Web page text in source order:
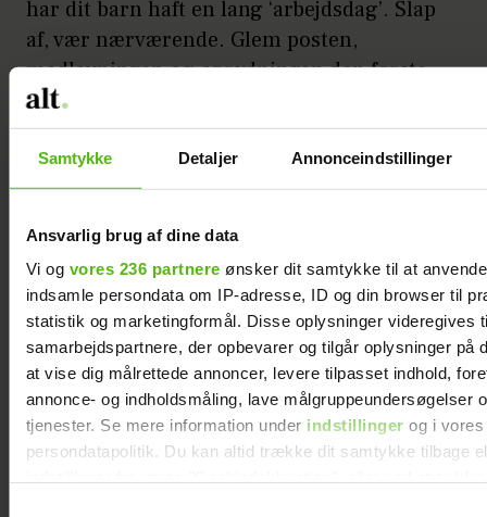
Samtykke Detaljer Annonceindstillinger
Ansvarlig brug af dine data
Vi og vores 236 partnere ønsker dit samtykke til at
indsamle persondata om IP-adresse, ID og din browser til
statistik og marketingformål. Disse oplysninger videregives
samarbejdspartnere, der opbevarer og tilgår oplysninger på
at vise dig målrettede annoncer, levere tilpasset indhold,
annonce- og indholdsmåling, lave målgruppeundersøgelser
tjenester. Se mere information under indstillinger og i vores
persondatapolitik. Du kan altid trække dit samtykke tilbage
har dit barn haft en lang ‘arbejdsdag’. Slap
af, vær nærværende. Glem posten,
madlavningen og oprydningen den første
halve time.
– Drop alt, hvad der hedder multitasking.
Vi kvinder skal lære at singletaske,
Dit barn mærker straks, hvis du har
tankerne 117 andre steder, så vælg at sige
‘vi har været væk fra hinanden hele dagen,
og lige nu er der ikke noget vigtigere end
at være sammen med dig’.
– På den måde ‘lader’ du også dit barn op
til, at du om lidt går ud og laver aftensmad